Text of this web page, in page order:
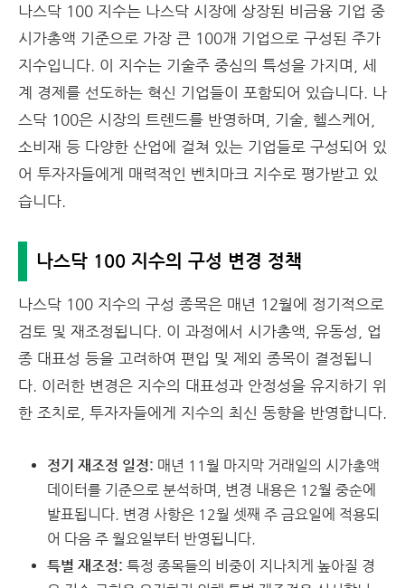
나스닥 100 지수는 나스닥 시장에 상장된 비금융 기업 중
시가총액 기준으로 가장 큰 100개 기업으로 구성된 주가
지수입니다. 이 지수는 기술주 중심의 특성을 가지며, 세
계 경제를 선도하는 혁신 기업들이 포함되어 있습니다. 나
스닥 100은 시장의 트렌드를 반영하며, 기술, 헬스케어,
소비재 등 다양한 산업에 걸쳐 있는 기업들로 구성되어 있
어 투자자들에게 매력적인 벤치마크 지수로 평가받고 있
습니다.
나스닥 100 지수의 구성 변경 정책
나스닥 100 지수의 구성 종목은 매년 12월에 정기적으로
검토 및 재조정됩니다. 이 과정에서 시가총액, 유동성, 업
종 대표성 등을 고려하여 편입 및 제외 종목이 결정됩니
다. 이러한 변경은 지수의 대표성과 안정성을 유지하기 위
한 조치로, 투자자들에게 지수의 최신 동향을 반영합니다.
정기 재조정 일정: 매년 11월 마지막 거래일의 시가총액
데이터를 기준으로 분석하며, 변경 내용은 12월 중순에
발표됩니다. 변경 사항은 12월 셋째 주 금요일에 적용되
어 다음 주 월요일부터 반영됩니다.
특별 재조정: 특정 종목들의 비중이 지나치게 높아질 경